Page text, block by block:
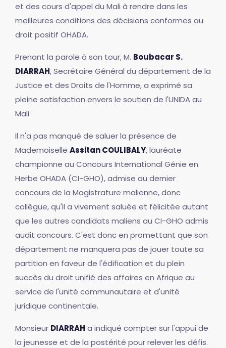
et des cours d'appel du Mali à rendre dans les
meilleures conditions des décisions conformes au
droit positif OHADA.
Prenant la parole à son tour, M. Boubacar S.
DIARRAH, Secrétaire Général du département de la
Justice et des Droits de l'Homme, a exprimé sa
pleine satisfaction envers le soutien de l'UNIDA au
Mali.
Il n'a pas manqué de saluer la présence de
Mademoiselle Assitan COULIBALY, lauréate
championne au Concours International Génie en
Herbe OHADA (CI-GHO), admise au dernier
concours de la Magistrature malienne, donc
collègue, qu'il a vivement saluée et félicitée autant
que les autres candidats maliens au CI-GHO admis
audit concours. C'est donc en promettant que son
département ne manquera pas de jouer toute sa
partition en faveur de l'édification et du plein
succès du droit unifié des affaires en Afrique au
service de l'unité communautaire et d'unité
juridique continentale.
Monsieur DIARRAH a indiqué compter sur l'appui de
la jeunesse et de la postérité pour relever les défis.